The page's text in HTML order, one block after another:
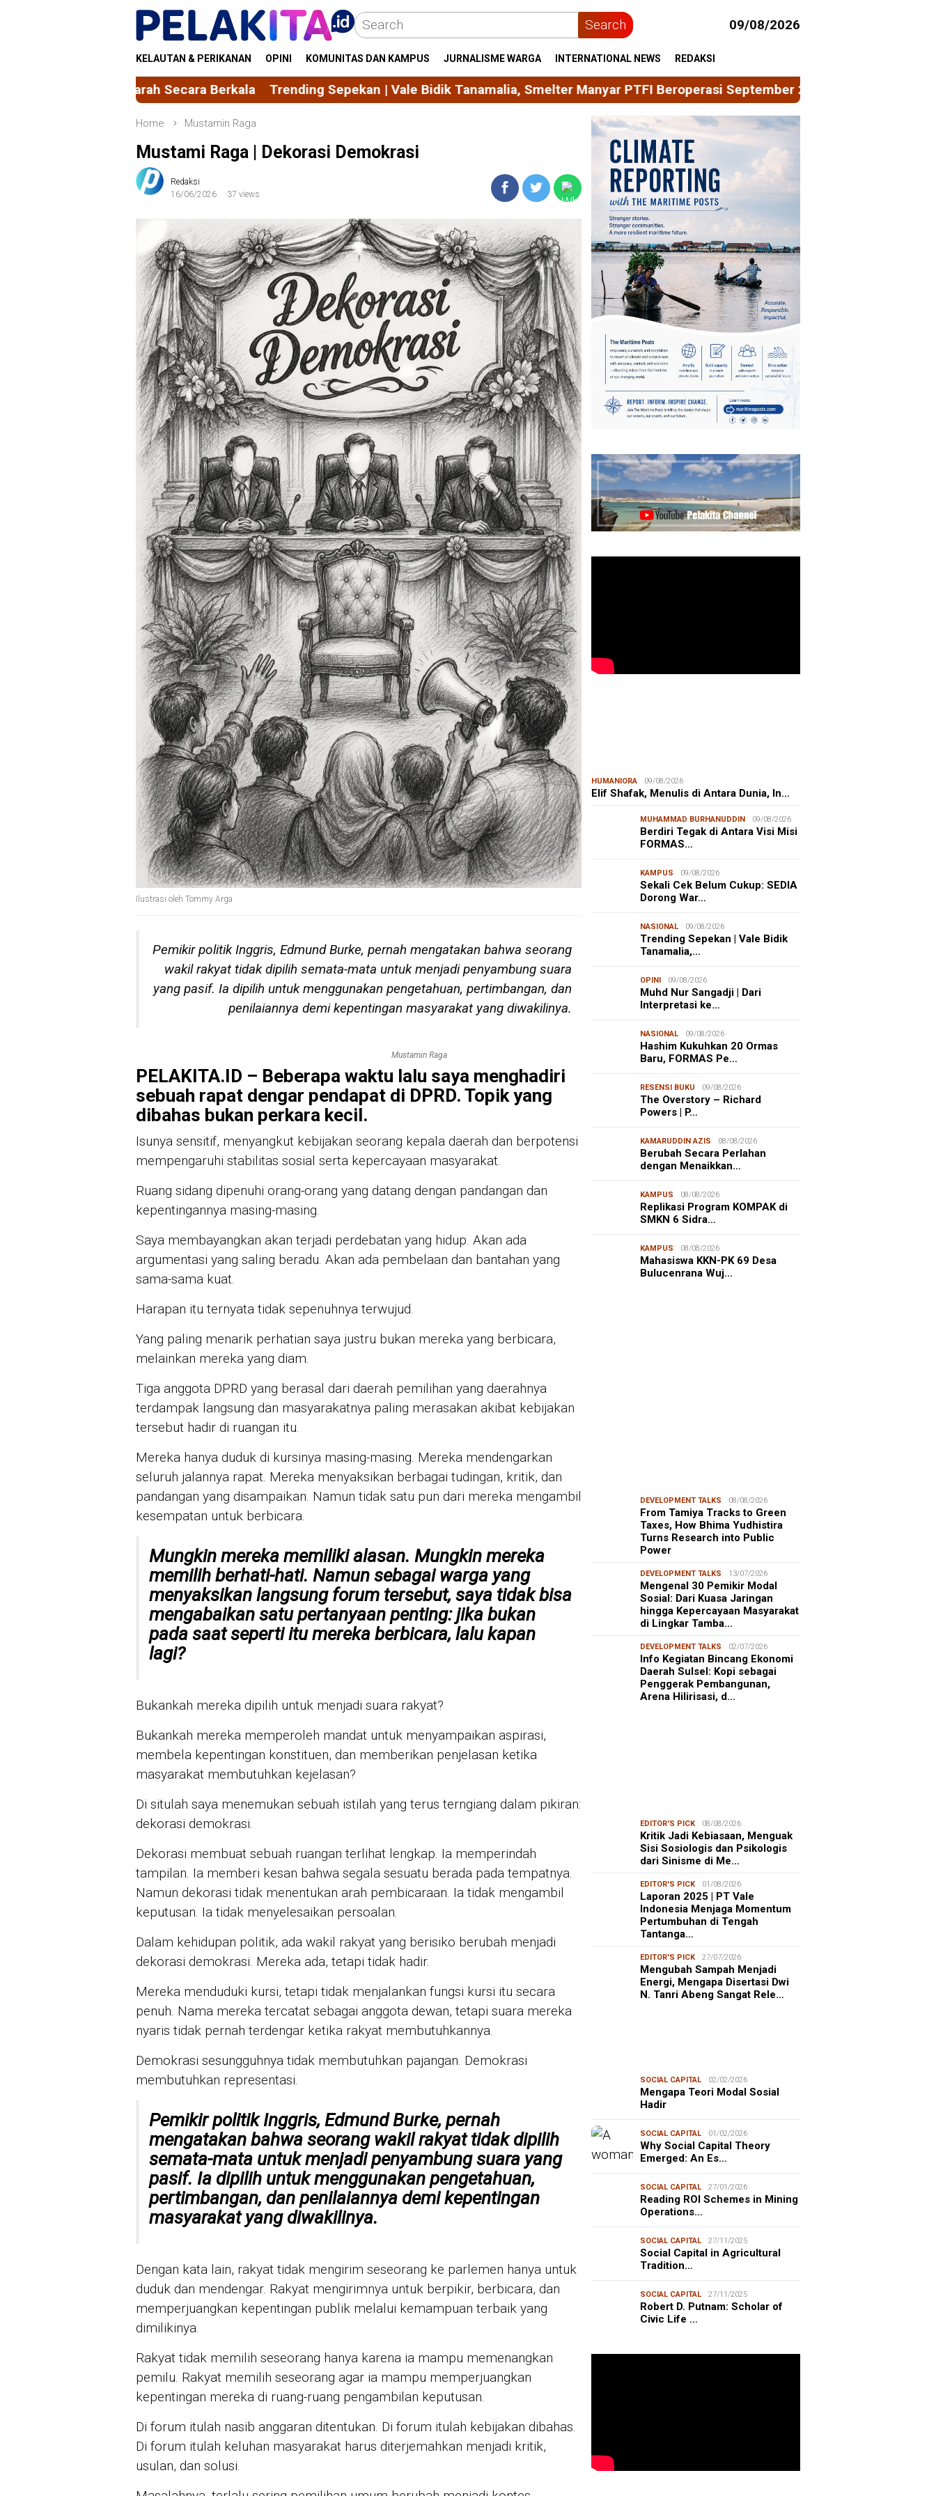
Skip
Search 09/08/2026
KELAUTAN & PERIKANAN OPINI KOMUNITAS DAN KAMPUS JURNALISME WARGA INTERNATIONAL NEWS REDAKSI
Darah Secara Berkala Trending Sepekan | Vale Bidik Tanamalia, Smelter Manyar PTFI Beroperasi September 2026 Muhd Nur Sangadji | Dari
Home Mustamin Raga
Mustami Raga | Dekorasi Demokrasi
Redaksi
16/06/2026
37 views
Ilustrasi oleh Tommy Arga
Pemikir politik Inggris, Edmund Burke, pernah mengatakan bahwa seorang
wakil rakyat tidak dipilih semata-mata untuk menjadi penyambung suara
yang pasif. Ia dipilih untuk menggunakan pengetahuan, pertimbangan, dan
penilaiannya demi kepentingan masyarakat yang diwakilinya.
Mustamin Raga
PELAKITA.ID – Beberapa waktu lalu saya menghadiri
sebuah rapat dengar pendapat di DPRD. Topik yang
dibahas bukan perkara kecil.
Isunya sensitif, menyangkut kebijakan seorang kepala daerah dan berpotensi
mempengaruhi stabilitas sosial serta kepercayaan masyarakat.
Ruang sidang dipenuhi orang-orang yang datang dengan pandangan dan
kepentingannya masing-masing.
Saya membayangkan akan terjadi perdebatan yang hidup. Akan ada
argumentasi yang saling beradu. Akan ada pembelaan dan bantahan yang
sama-sama kuat.
Harapan itu ternyata tidak sepenuhnya terwujud.
Yang paling menarik perhatian saya justru bukan mereka yang berbicara,
melainkan mereka yang diam.
Tiga anggota DPRD yang berasal dari daerah pemilihan yang daerahnya
terdampak langsung dan masyarakatnya paling merasakan akibat kebijakan
tersebut hadir di ruangan itu.
Mereka hanya duduk di kursinya masing-masing. Mereka mendengarkan
seluruh jalannya rapat. Mereka menyaksikan berbagai tudingan, kritik, dan
pandangan yang disampaikan. Namun tidak satu pun dari mereka mengambil
kesempatan untuk berbicara.
Mungkin mereka memiliki alasan. Mungkin mereka
memilih berhati-hati. Namun sebagai warga yang
menyaksikan langsung forum tersebut, saya tidak bisa
mengabaikan satu pertanyaan penting: jika bukan
pada saat seperti itu mereka berbicara, lalu kapan
lagi?
Bukankah mereka dipilih untuk menjadi suara rakyat?
Bukankah mereka memperoleh mandat untuk menyampaikan aspirasi,
membela kepentingan konstituen, dan memberikan penjelasan ketika
masyarakat membutuhkan kejelasan?
Di situlah saya menemukan sebuah istilah yang terus terngiang dalam pikiran:
dekorasi demokrasi.
Dekorasi membuat sebuah ruangan terlihat lengkap. Ia memperindah
tampilan. Ia memberi kesan bahwa segala sesuatu berada pada tempatnya.
Namun dekorasi tidak menentukan arah pembicaraan. Ia tidak mengambil
keputusan. Ia tidak menyelesaikan persoalan.
Dalam kehidupan politik, ada wakil rakyat yang berisiko berubah menjadi
dekorasi demokrasi. Mereka ada, tetapi tidak hadir.
Mereka menduduki kursi, tetapi tidak menjalankan fungsi kursi itu secara
penuh. Nama mereka tercatat sebagai anggota dewan, tetapi suara mereka
nyaris tidak pernah terdengar ketika rakyat membutuhkannya.
Demokrasi sesungguhnya tidak membutuhkan pajangan. Demokrasi
membutuhkan representasi.
Pemikir politik Inggris, Edmund Burke, pernah
mengatakan bahwa seorang wakil rakyat tidak dipilih
semata-mata untuk menjadi penyambung suara yang
pasif. Ia dipilih untuk menggunakan pengetahuan,
pertimbangan, dan penilaiannya demi kepentingan
masyarakat yang diwakilinya.
Dengan kata lain, rakyat tidak mengirim seseorang ke parlemen hanya untuk
duduk dan mendengar. Rakyat mengirimnya untuk berpikir, berbicara, dan
memperjuangkan kepentingan publik melalui kemampuan terbaik yang
dimilikinya.
Rakyat tidak memilih seseorang hanya karena ia mampu memenangkan
pemilu. Rakyat memilih seseorang agar ia mampu memperjuangkan
kepentingan mereka di ruang-ruang pengambilan keputusan.
Di forum itulah nasib anggaran ditentukan. Di forum itulah kebijakan dibahas.
Di forum itulah keluhan masyarakat harus diterjemahkan menjadi kritik,
usulan, dan solusi.
HUMANIORA 09/08/2026
Elif Shafak, Menulis di Antara Dunia, In…
MUHAMMAD BURHANUDDIN 09/08/2026
Berdiri Tegak di Antara Visi Misi
FORMAS…
KAMPUS 09/08/2026
Sekali Cek Belum Cukup: SEDIA
Dorong War…
NASIONAL 09/08/2026
Trending Sepekan | Vale Bidik
Tanamalia,…
OPINI 09/08/2026
Muhd Nur Sangadji | Dari
Interpretasi ke…
NASIONAL 09/08/2026
Hashim Kukuhkan 20 Ormas
Baru, FORMAS Pe…
RESENSI BUKU 09/08/2026
The Overstory – Richard
Powers | P…
KAMARUDDIN AZIS 08/08/2026
Berubah Secara Perlahan
dengan Menaikkan…
KAMPUS 08/08/2026
Replikasi Program KOMPAK di
SMKN 6 Sidra…
KAMPUS 08/08/2026
Mahasiswa KKN-PK 69 Desa
Bulucenrana Wuj…
JURNALISME WARGA 08/08/2026
Mahasiswa KKN-PK Unhas Edukasi
Siswa SD Cegah Karies melalui
DEVELOPMENT TALKS 08/08/2026
From Tamiya Tracks to Green
Taxes, How Bhima Yudhistira
Turns Research into Public
Power
DEVELOPMENT TALKS 13/07/2026
Mengenal 30 Pemikir Modal
Sosial: Dari Kuasa Jaringan
hingga Kepercayaan Masyarakat
di Lingkar Tamba…
DEVELOPMENT TALKS 02/07/2026
Info Kegiatan Bincang Ekonomi
Daerah Sulsel: Kopi sebagai
Penggerak Pembangunan,
Arena Hilirisasi, d…
EDITOR'S PICK 08/08/2026
Kritik Jadi Kebiasaan, Menguak
Sisi Sosiologis dan Psikologis
dari Sinisme di Me…
EDITOR'S PICK 01/08/2026
Laporan 2025 | PT Vale
Indonesia Menjaga Momentum
Pertumbuhan di Tengah
Tantanga…
EDITOR'S PICK 27/07/2026
Mengubah Sampah Menjadi
Energi, Mengapa Disertasi Dwi
N. Tanri Abeng Sangat Rele…
SOCIAL CAPITAL 02/02/2026
Mengapa Teori Modal Sosial
Hadir
SOCIAL CAPITAL 01/02/2026
Why Social Capital Theory
Emerged: An Es…
SOCIAL CAPITAL 27/01/2026
Reading ROI Schemes in Mining
Operations…
SOCIAL CAPITAL 27/11/2025
Social Capital in Agricultural
Tradition…
SOCIAL CAPITAL 27/11/2025
Robert D. Putnam: Scholar of
Civic Life …